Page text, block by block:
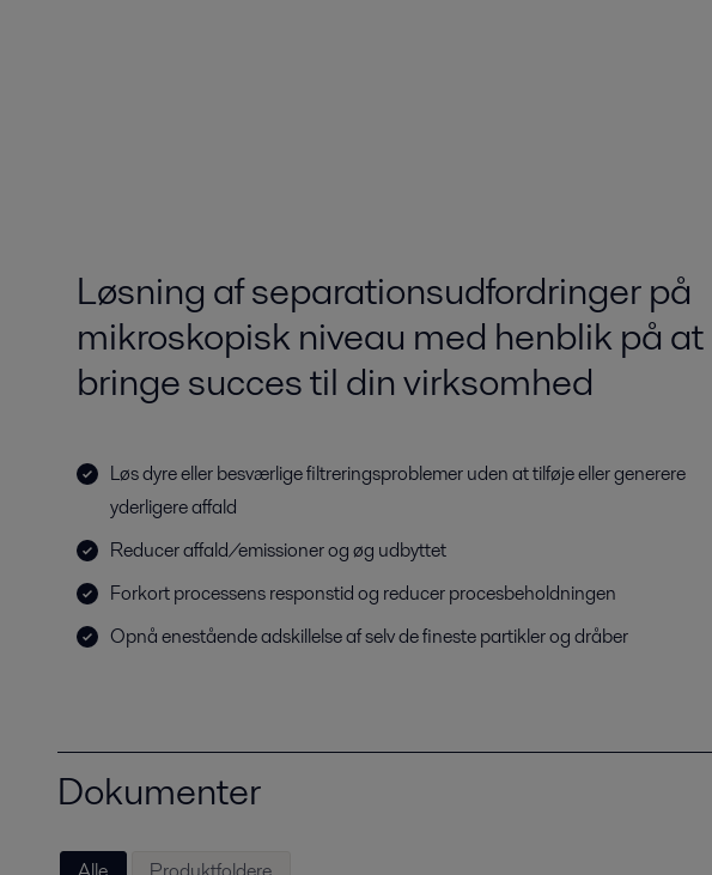
Løsning af separationsudfordringer på
mikroskopisk niveau med henblik på at
bringe succes til din virksomhed
Løs dyre eller besværlige filtreringsproblemer uden at tilføje eller generere
yderligere affald
Reducer affald/emissioner og øg udbyttet
Forkort processens responstid og reducer procesbeholdningen
Opnå enestående adskillelse af selv de fineste partikler og dråber
Dokumenter